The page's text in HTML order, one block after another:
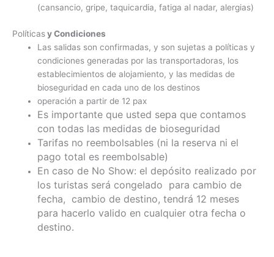
(cansancio, gripe, taquicardia, fatiga al nadar, alergias)
Políticasy Condiciones
Las salidas son confirmadas, y son sujetas a políticas y
condiciones generadas por las transportadoras, los
establecimientos de alojamiento, y las medidas de
bioseguridad en cada uno de los destinos
operación a partir de 12 pax
Es importante que usted sepa que contamos
con todas las medidas de bioseguridad
Tarifas no reembolsables (ni la reserva ni el
pago total es reembolsable)
En caso de No Show: el depósito realizado por
los turistas será congelado para cambio de
fecha, cambio de destino, tendrá 12 meses
para hacerlo valido en cualquier otra fecha o
destino.